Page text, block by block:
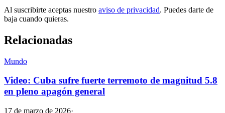
Al suscribirte aceptas nuestro aviso de privacidad. Puedes darte de
baja cuando quieras.
Relacionadas
Mundo
Video: Cuba sufre fuerte terremoto de magnitud 5.8
en pleno apagón general
17 de marzo de 2026·